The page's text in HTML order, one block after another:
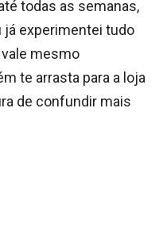
todas as semanas,
experimentei tudo
vale mesmo
te arrasta para a loja
de confundir mais